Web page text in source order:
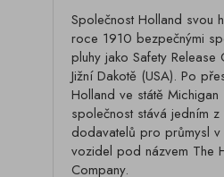
Společnost Holland svou
roce 1910 bezpečnými
pluhy jako Safety Release
Jižní Dakotě (USA). Po
Holland ve státě Michigan
společnost stává jedním z
dodavatelů pro průmysl v
vozidel pod názvem The
Company.